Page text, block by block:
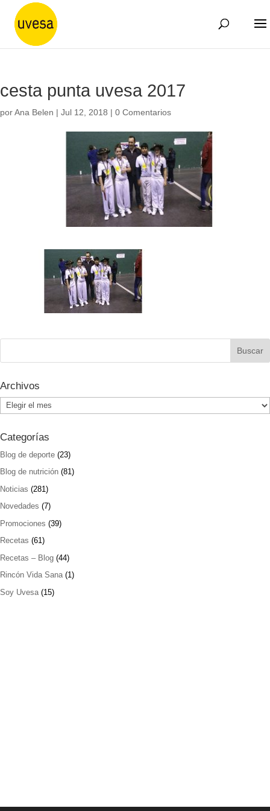
cesta punta uvesa 2017
porAna Belen | Jul 12, 2018 | 0 Comentarios
Archivos
Archivos
Categorías
Blog de deporte (23)
Blog de nutrición (81)
Noticias (281)
Novedades (7)
Promociones (39)
Recetas (61)
Recetas – Blog (44)
Rincón Vida Sana(1)
Soy Uvesa (15)